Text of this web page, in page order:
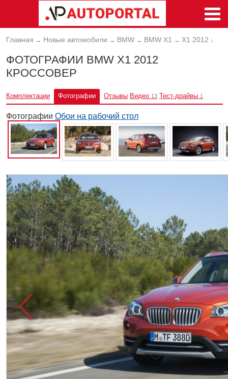
Главная → Новые автомобили → BMW → BMW X1 → X1 2012 ↓
ФОТОГРАФИИ BMW X1 2012
КРОССОВЕР
Комплектации Фотографии Отзывы Видео 13 Тест-драйвы 1
Фотографии Обои на рабочий стол